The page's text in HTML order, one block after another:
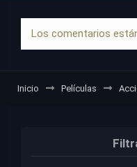
Los comentarios
Inicio Películas